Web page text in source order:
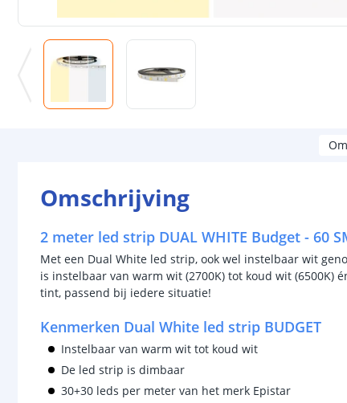
Omschrijving
2 meter led strip DUAL WHITE Budget - 60
Met een Dual White led strip, ook wel instelbaar wit
is instelbaar van warm wit (2700K) tot koud wit
tint, passend bij iedere situatie!
Kenmerken Dual White led strip BUDGET
Instelbaar van warm wit tot koud wit
De led strip is dimbaar
30+30 leds per meter van het merk Epistar